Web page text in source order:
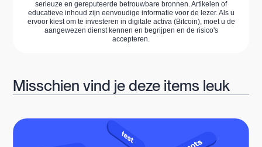
serieuze en gereputeerde betrouwbare bronnen. Artikelen of
educatieve inhoud zijn eenvoudige informatie voor de lezer. Als u
ervoor kiest om te investeren in digitale activa (Bitcoin), moet u de
aangewezen dienst kennen en begrijpen en de risico's
accepteren.
Misschien vind je deze items leuk